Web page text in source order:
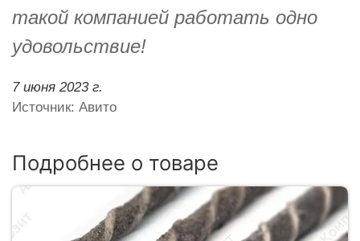
такой компанией работать одно
удовольствие!
7 июня 2023 г.
Источник: Авито
Подробнее о товаре